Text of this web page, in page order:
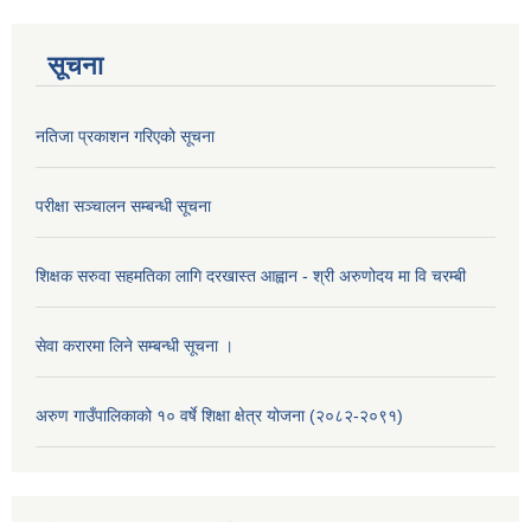
सूचना
नतिजा प्रकाशन गरिएको सूचना
परीक्षा सञ्चालन सम्बन्धी सूचना
शिक्षक सरुवा सहमतिका लागि दरखास्त आह्वान - श्री अरुणोदय मा वि चरम्बी
सेवा करारमा लिने सम्बन्धी सूचना ।
अरुण गाउँपालिकाको १० वर्षे शिक्षा क्षेत्र योजना (२०८२-२०९१)